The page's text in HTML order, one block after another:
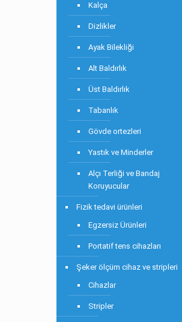
Kalça
Dizlikler
Ayak Bilekliği
Alt Baldırlık
Üst Baldırlık
Tabanlık
Gövde ortezleri
Yastık ve Minderler
Alçı Terliği ve Bandaj
Koruyucular
Fizik tedavi ürünleri
Egzersiz Ürünleri
Portatif tens cihazları
Şeker ölçüm cihaz ve stripleri
Cihazlar
Stripler